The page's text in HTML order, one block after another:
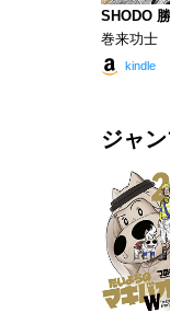
SHODO
巻来功士
kindle
ジャ